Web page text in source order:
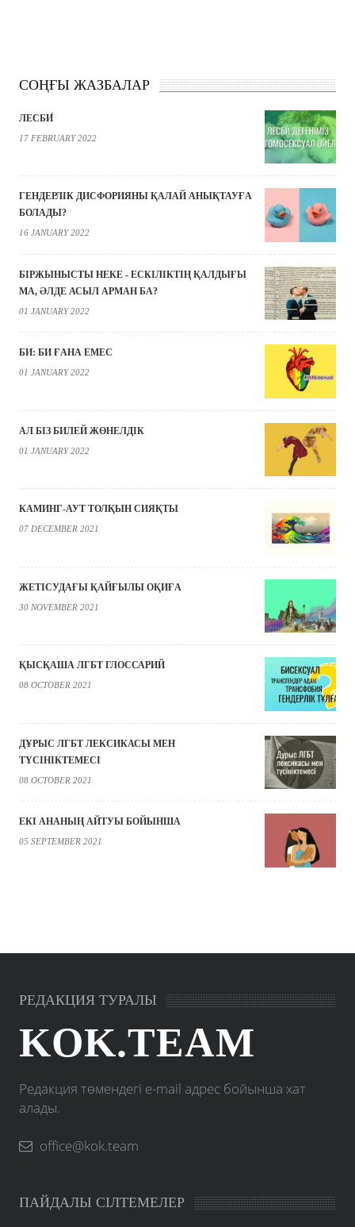
СОҢҒЫ ЖАЗБАЛАР
ЛЕСБИ́
17 FEBRUARY 2022
ГЕНДЕРЛІК ДИСФОРИЯНЫ ҚАЛАЙ АНЫҚТАУҒА
БОЛАДЫ?
16 JANUARY 2022
БІРЖЫНЫСТЫ НЕКЕ - ЕСКІЛІКТІҢ ҚАЛДЫҒЫ
МА, ӘЛДЕ АСЫЛ АРМАН БА?
01 JANUARY 2022
БИ: БИ ҒАНА ЕМЕС
01 JANUARY 2022
АЛ БІЗ БИЛЕЙ ЖӨНЕЛДІК
01 JANUARY 2022
КАМИНГ-АУТ ТОЛҚЫН СИЯҚТЫ
07 DECEMBER 2021
ЖЕТІСУДАҒЫ ҚАЙҒЫЛЫ ОҚИҒА
30 NOVEMBER 2021
ҚЫСҚАША ЛГБТ ГЛОССАРИЙ
08 OCTOBER 2021
ДҰРЫС ЛГБТ ЛЕКСИКАСЫ МЕН
ТҮСІНІКТЕМЕСІ
08 OCTOBER 2021
ЕКІ АНАНЫҢ АЙТУЫ БОЙЫНША
05 SEPTEMBER 2021
РЕДАКЦИЯ ТУРАЛЫ
KOK.TEAM
Редакция төмендегі e-mail адрес бойынша хат
алады.
office@kok.team
ПАЙДАЛЫ СІЛТЕМЕЛЕР